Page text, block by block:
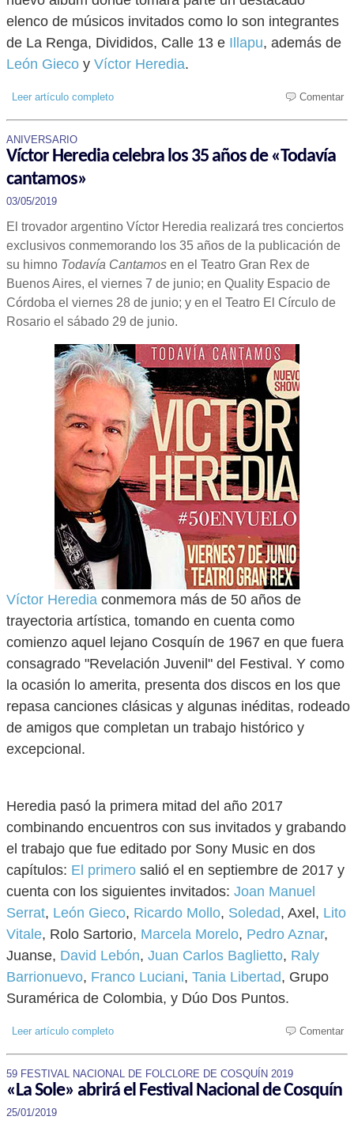
elenco de músicos invitados como lo son integrantes
de La Renga, Divididos, Calle 13 e Illapu, además de
León Gieco y Víctor Heredia.
Leer artículo completo Comentar
ANIVERSARIO
Víctor Heredia celebra los 35 años de «Todavía
cantamos»
03/05/2019
El trovador argentino Víctor Heredia realizará tres conciertos
exclusivos conmemorando los 35 años de la publicación de
su himno Todavía Cantamos en el Teatro Gran Rex de
Buenos Aires, el viernes 7 de junio; en Quality Espacio de
Córdoba el viernes 28 de junio; y en el Teatro El Círculo de
Rosario el sábado 29 de junio.
Víctor Heredia conmemora más de 50 años de
trayectoria artística, tomando en cuenta como
comienzo aquel lejano Cosquín de 1967 en que fuera
consagrado "Revelación Juvenil" del Festival. Y como
la ocasión lo amerita, presenta dos discos en los que
repasa canciones clásicas y algunas inéditas, rodeado
de amigos que completan un trabajo histórico y
excepcional.
Heredia pasó la primera mitad del año 2017
combinando encuentros con sus invitados y grabando
el trabajo que fue editado por Sony Music en dos
capítulos: El primero salió el en septiembre de 2017 y
cuenta con los siguientes invitados: Joan Manuel
Serrat, León Gieco, Ricardo Mollo, Soledad, Axel, Lito
Vitale, Rolo Sartorio, Marcela Morelo, Pedro Aznar,
Juanse, David Lebón, Juan Carlos Baglietto, Raly
Barrionuevo, Franco Luciani, Tania Libertad, Grupo
Suramérica de Colombia, y Dúo Dos Puntos.
Leer artículo completo Comentar
59 FESTIVAL NACIONAL DE FOLCLORE DE COSQUÍN 2019
«La Sole» abrirá el Festival Nacional de Cosquín
25/01/2019